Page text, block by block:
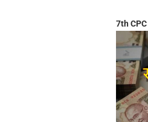
7th